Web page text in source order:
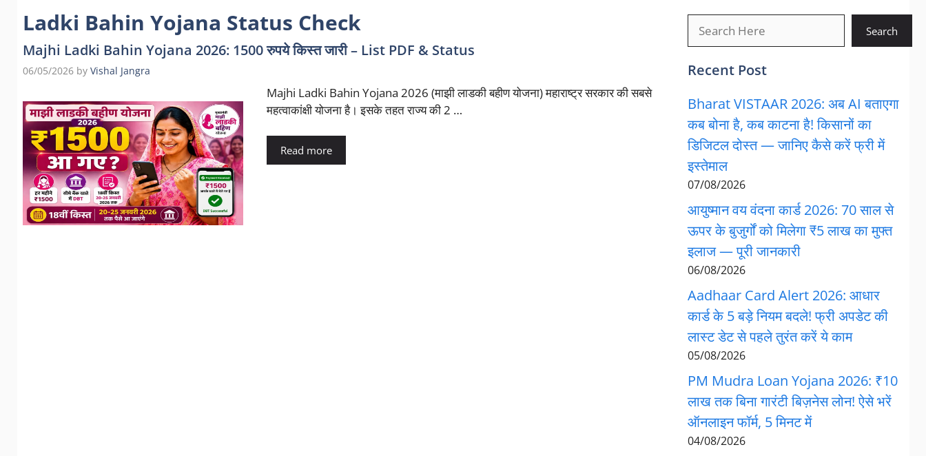
Ladki Bahin Yojana Status Check
Majhi Ladki Bahin Yojana 2026: 1500 रुपये किस्त जारी – List PDF & Status
06/05/2026 by Vishal Jangra
Majhi Ladki Bahin Yojana 2026 (माझी लाडकी बहीण योजना) महाराष्ट्र सरकार की सबसे
महत्वाकांक्षी योजना है। इसके तहत राज्य की 2 …
Read more
Search
Recent Post
Bharat VISTAAR 2026: अब AI बताएगा
कब बोना है, कब काटना है! किसानों का
डिजिटल दोस्त — जानिए कैसे करें फ्री में
इस्तेमाल
07/08/2026
आयुष्मान वय वंदना कार्ड 2026: 70 साल से
ऊपर के बुजुर्गों को मिलेगा ₹5 लाख का मुफ्त
इलाज — पूरी जानकारी
06/08/2026
Aadhaar Card Alert 2026: आधार
कार्ड के 5 बड़े नियम बदले! फ्री अपडेट की
लास्ट डेट से पहले तुरंत करें ये काम
05/08/2026
PM Mudra Loan Yojana 2026: ₹10
लाख तक बिना गारंटी बिज़नेस लोन! ऐसे भरें
ऑनलाइन फॉर्म, 5 मिनट में
04/08/2026